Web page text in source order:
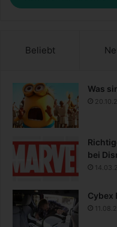
Beliebt
Was
bei
Cybex